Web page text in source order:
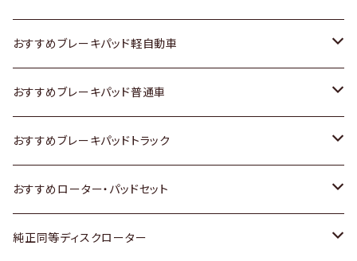
スズキ
日産
いすゞ
ダイハツ
マツダ
ホンダ
スズキ
日産
いすゞ
ダイハツ
トヨタ
スズキ
日産
いすゞ
ダイハツ
おすすめブレーキパッド軽自動車
トヨタ
ホンダ
スズキ
日産
おすすめブレーキパッド普通車
トヨタ
ホンダ
スズキ
おすすめブレーキパッドトラック
トヨタ
日産
おすすめローター・パッドセット
トヨタ
純正同等ディスクローター